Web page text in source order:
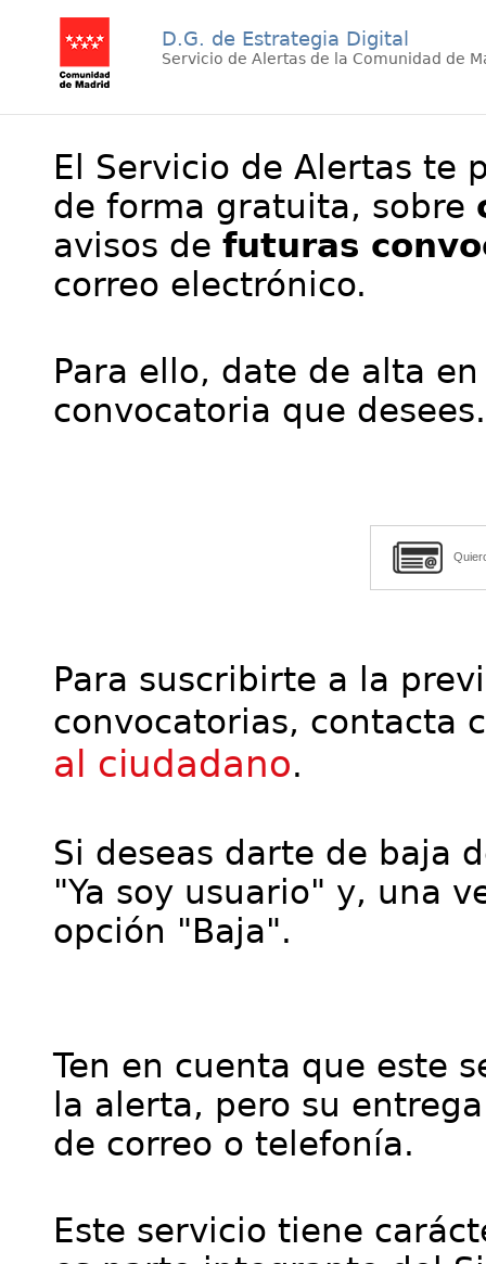
D.G. de Estrategia Digital
Servicio de Alertas de la Comunidad de
El Servicio de Alertas te
de forma gratuita, sobre
avisos de futuras
correo electrónico.
Para ello, date de alta
convocatoria que desees.
Para suscribirte a la
convocatorias, contacta
al ciudadano.
Si deseas darte de baja
"Ya soy usuario" y, una
opción "Baja".
Ten en cuenta que este
la alerta, pero su
de correo o telefonía.
Este servicio tiene